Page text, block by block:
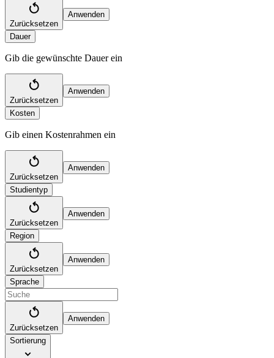
Zurücksetzen
Anwenden
Dauer
Gib die gewünschte Dauer ein
Zurücksetzen
Anwenden
Kosten
Gib einen Kostenrahmen ein
Zurücksetzen
Anwenden
Studientyp
Zurücksetzen
Anwenden
Region
Zurücksetzen
Anwenden
Sprache
Zurücksetzen
Anwenden
Sortierung